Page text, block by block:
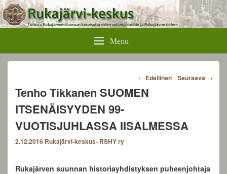
Rukajärvikeskus
Menu
Post
navigation
← Edellinen Seuraava →
Tenho Tikkanen SUOMEN
ITSENÄISYYDEN 99-
VUOTISJUHLASSA IISALMESSA
2.12.2016 Rukajärvi-keskus- RSHY ry
Rukajärven suunnan historiayhdistyksen puheenjohtaja